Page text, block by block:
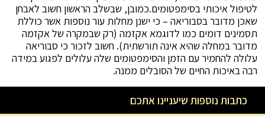
לטיפול איכותי בסימפטומים.כמובן, שבשלב הראשון חשוב לאבחן
שאכן מדובר בסבוריאה – כי ישנן מחלות עור נוספות אשר כוללת
תסמינים דומים כמו לדוגמא אקזמה (רק שבמקרה של אקזמה
מדובר במחלה שהיא אינה תורשתית). חשוב לזכור כי סבוריאה
עלולה להחמיר עם הזמן והסימפטומים שלה עלולים לפגוע במידה
רבה באיכות החיים של הסובלים ממנה.
כתבות נוספות שיעניינו אתכם